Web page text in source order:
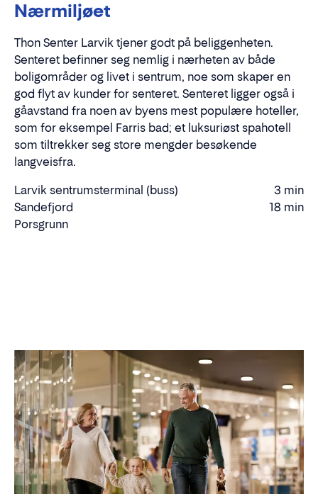
Nærmiljøet
Thon Senter Larvik tjener godt på beliggenheten.
Senteret befinner seg nemlig i nærheten av både
boligområder og livet i sentrum, noe som skaper en
god flyt av kunder for senteret. Senteret ligger også i
gåavstand fra noen av byens mest populære hoteller,
som for eksempel Farris bad; et luksuriøst spahotell
som tiltrekker seg store mengder besøkende
langveisfra.
Larvik sentrumsterminal (buss)
3 min
Gåtid
Sandefjord 18 min
Kjøretid
Porsgrunn